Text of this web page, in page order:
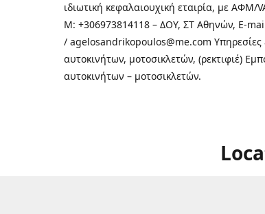
ιδιωτική κεφαλαιουχική εταιρία, με ΑΦΜ/
M: +306973814118 – ΔΟΥ, ΣΤ Αθηνών, E-
/ agelosandrikopoulos@me.com Υπηρεσίες
αυτοκινήτων, μοτοσικλετών, (ρεκτιφιέ)
αυτοκινήτων – μοτοσικλετών.